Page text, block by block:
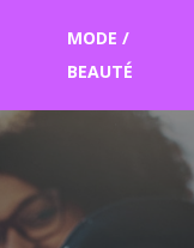
MODE /
BEAUTÉ